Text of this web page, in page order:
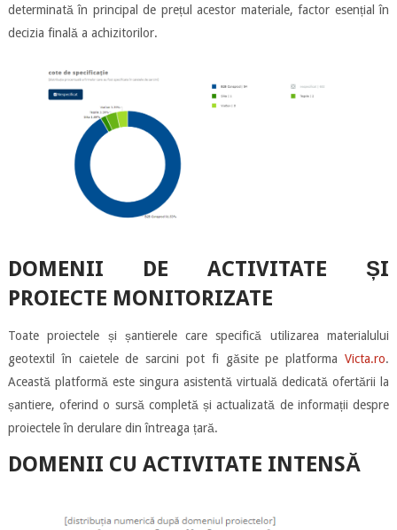
determinată în principal de prețul acestor materiale, factor esențial în
decizia finală a achizitorilor.
DOMENII DE ACTIVITATE ȘI
PROIECTE MONITORIZATE
Toate proiectele și șantierele care specifică utilizarea materialului
geotextil în caietele de sarcini pot fi găsite pe platformaVicta.ro.
Această platformă este singura asistentă virtuală dedicată ofertării la
șantiere, oferind o sursă completă și actualizată de informații despre
proiectele în derulare din întreaga țară.
DOMENII CU ACTIVITATE INTENSĂ